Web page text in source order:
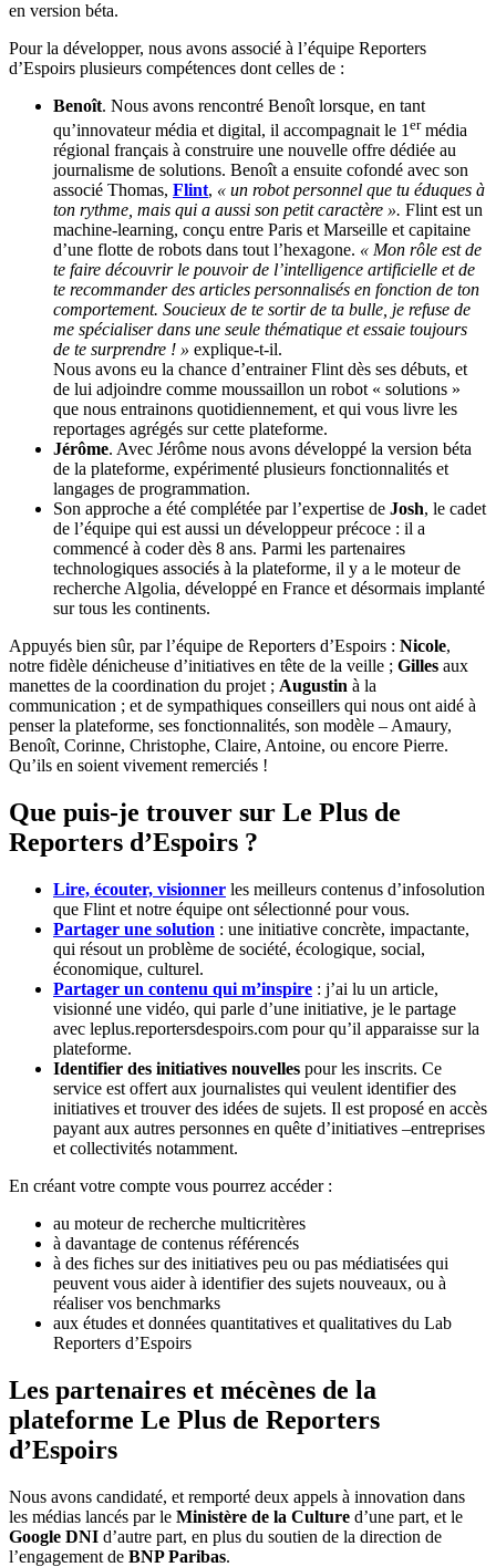
en version béta.
Pour la développer, nous avons associé à l’équipe Reporters
d’Espoirs plusieurs compétences dont celles de :
Benoît. Nous avons rencontré Benoît lorsque, en tant
qu’innovateur média et digital, il accompagnait le 1 ermédia
régional français à construire une nouvelle offre dédiée au
journalisme de solutions. Benoît a ensuite cofondé avec son
associé Thomas, Flint, « un robot personnel que tu éduques à
ton rythme, mais qui a aussi son petit caractère ». Flint est un
machine-learning, conçu entre Paris et Marseille et capitaine
d’une flotte de robots dans tout l’hexagone. « Mon rôle est de
te faire découvrir le pouvoir de l’intelligence artificielle et de
te recommander des articles personnalisés en fonction de ton
comportement. Soucieux de te sortir de ta bulle, je refuse de
me spécialiser dans une seule thématique et essaie toujours
de te surprendre ! » explique-t-il.
Nous avons eu la chance d’entrainer Flint dès ses débuts, et
de lui adjoindre comme moussaillon un robot « solutions »
que nous entrainons quotidiennement, et qui vous livre les
reportages agrégés sur cette plateforme.
Jérôme. Avec Jérôme nous avons développé la version béta
de la plateforme, expérimenté plusieurs fonctionnalités et
langages de programmation.
Son approche a été complétée par l’expertise de Josh, le cadet
de l’équipe qui est aussi un développeur précoce : il a
commencé à coder dès 8 ans. Parmi les partenaires
technologiques associés à la plateforme, il y a le moteur de
recherche Algolia, développé en France et désormais implanté
sur tous les continents.
Appuyés bien sûr, par l’équipe de Reporters d’Espoirs : Nicole,
notre fidèle dénicheuse d’initiatives en tête de la veille ; Gilles aux
manettes de la coordination du projet ; Augustin à la
communication ; et de sympathiques conseillers qui nous ont aidé à
penser la plateforme, ses fonctionnalités, son modèle – Amaury,
Benoît, Corinne, Christophe, Claire, Antoine, ou encore Pierre.
Qu’ils en soient vivement remerciés !
Que puis-je trouver sur Le Plus de
Reporters d’Espoirs ?
Lire, écouter, visionner les meilleurs contenus d’infosolution
que Flint et notre équipe ont sélectionné pour vous.
Partager une solution : une initiative concrète, impactante,
qui résout un problème de société, écologique, social,
économique, culturel.
Partager un contenu qui m’inspire : j’ai lu un article,
visionné une vidéo, qui parle d’une initiative, je le partage
avec leplus.reportersdespoirs.com pour qu’il apparaisse sur la
plateforme.
Identifier des initiatives nouvelles pour les inscrits. Ce
service est offert aux journalistes qui veulent identifier des
initiatives et trouver des idées de sujets. Il est proposé en accès
payant aux autres personnes en quête d’initiatives –entreprises
et collectivités notamment.
En créant votre compte vous pourrez accéder :
au moteur de recherche multicritères
à davantage de contenus référencés
à des fiches sur des initiatives peu ou pas médiatisées qui
peuvent vous aider à identifier des sujets nouveaux, ou à
réaliser vos benchmarks
aux études et données quantitatives et qualitatives du Lab
Reporters d’Espoirs
Les partenaires et mécènes de la
plateforme Le Plus de Reporters
d’Espoirs
Nous avons candidaté, et remporté deux appels à innovation dans
les médias lancés par le Ministère de la Culture d’une part, et le
Google DNI d’autre part, en plus du soutien de la direction de
l’engagement de BNP Paribas.